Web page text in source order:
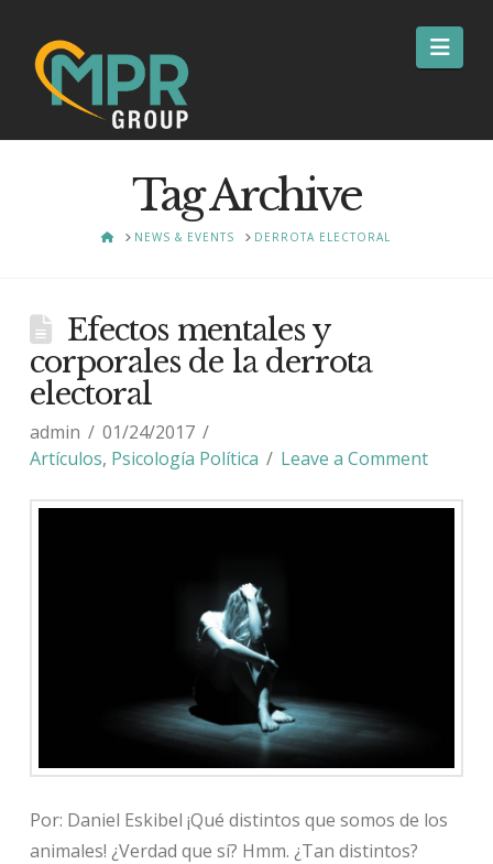
Tag Archive
HOMENEWS & EVENTS DERROTA ELECTORAL
Efectos mentales y
corporales de la derrota
electoral
admin
01/24/2017
Artículos, Psicología Política Leave a Comment
Por: Daniel Eskibel ¡Qué distintos que somos de los
animales! ¿Verdad que sí? Hmm. ¿Tan distintos?